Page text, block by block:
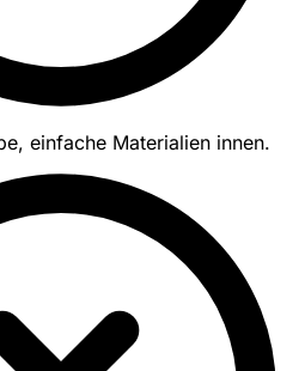
einfache Materialien innen.